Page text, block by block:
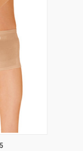
OPTIONS